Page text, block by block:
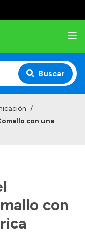
Buscar
/
con una
con